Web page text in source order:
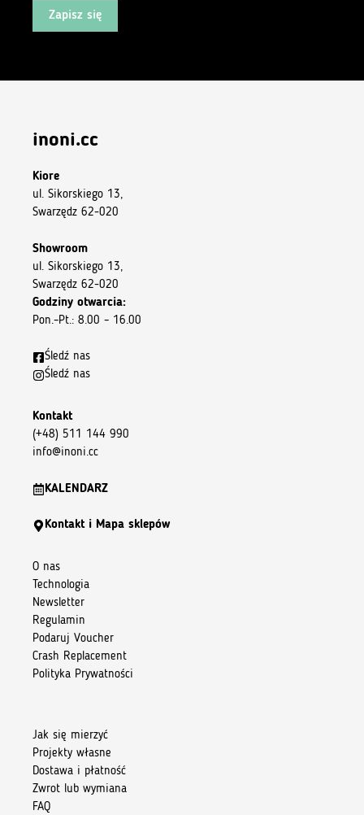
Zapisz się
inoni.cc
Kiore
ul. Sikorskiego 13,
Swarzędz 62-020
Showroom
ul. Sikorskiego 13,
Swarzędz 62-020
Godziny otwarcia:
Pon.–Pt.: 8.00 – 16.00
Śledź nas
Śledź nas
Kontakt
(+48) 511 144 990
info@inoni.cc
KALENDARZ
Kontakt i Mapa sklepów
O nas
Technologia
Newsletter
Regulamin
Podaruj Voucher
Crash Replacement
Polityka Prywatności
Jak się mierzyć
Projekty własne
Dostawa i płatność
Zwrot lub wymiana
FAQ